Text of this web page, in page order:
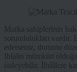
Marka sahiplerinin
sorumlulukları
ederseniz, durumu
İhlalin mümkün
önleyebilir. İlhâllere